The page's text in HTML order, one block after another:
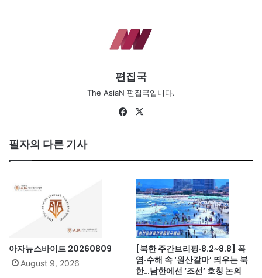
편집국
The AsiaN 편집국입니다.
Facebook
필자의 다른 기사
아자뉴스바이트 20260809
August 9, 2026
[북한 주간브리핑·8.2~8.8] 폭
염·수해 속 ‘원산갈마’ 띄우는 북
한…남한에선 ‘조선’ 호칭 논의